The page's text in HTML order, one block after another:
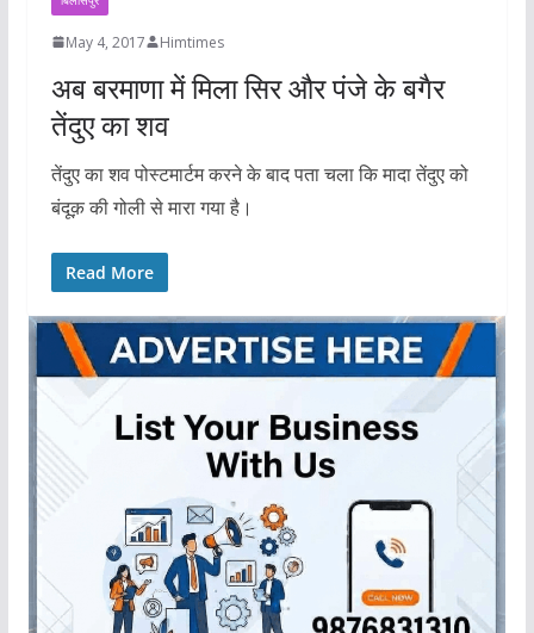
May 4, 2017 Himtimes
अब बरमाणा में मिला सिर और पंजे के बगैर
तेंदुए का शव
तेंदुए का शव पोस्टमार्टम करने के बाद पता चला कि मादा तेंदुए को
बंदूक़ की गोली से मारा गया है।
Read More